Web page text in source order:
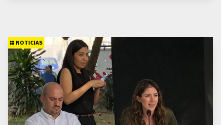
NOTICIAS